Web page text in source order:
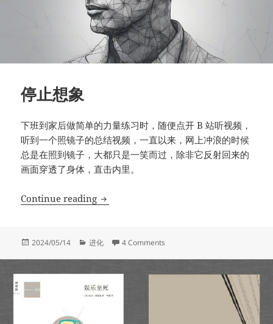
停止想象
下班到家后做简单的力量练习时，随便点开 B 站听视频，
听到一个照镜子的总结视频，一直以来，网上冲浪的时候
总是在照到镜子，大都只是一笑而过，除非它反射回来的
画面穿透了身体，直击内里。
Continue reading 停止想象
Posted
2024/05/14 Categories
进化 4 Comments